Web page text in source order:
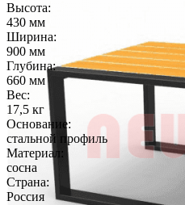
Высота:
430 мм
Ширина:
900 мм
Глубина:
660 мм
Вес:
17,5 кг
Основание:
стальной профиль
Материал:
сосна
Страна:
Россия